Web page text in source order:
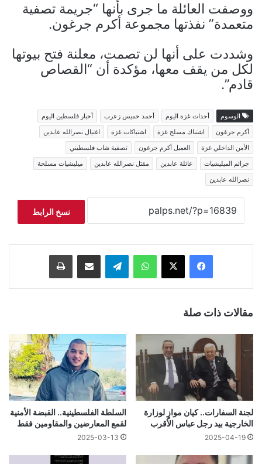
ووصفت العائلة ما جرى بأنها “جريمة تصفية
متعمدة” نفذتها مجموعة أكرم جرغون.
وشددت على أنها لن تصمت، معلنة فتح بيوتها
لكل من يقف معها، مؤكدة أن “القصاص
قادم”.
الوسوم أحداث غزة اليوم أحمد خميس زعرب
أخبار فلسطين اليوم
أكرم جرغون
اشتباك مسلح غزة اشتباكات غزة
اغتيال نصرالله عابدين
الأمن الداخلي غزة
العميل أكرم جرغون
تصفية شاب فلسطيني
جرائم الميليشيات
عائلة عابدين مقتل نصرالله عابدين
ميليشيات مسلحة
نصرالله عابدين
نسخ الرابط
فيسبوك ‫X واتساب تيلقرام مشاركة عبر البريد طباعة
مقالات ذات صلة
لجنة السفارات.. كيان موازٍ لوزارة
الخارجية بيد رجل عباس الأقرب
2025-04-19
السلطة الفلسطينية.. القبضة الأمنية
لقمع المعارضين والمقاومين فقط
2025-03-13